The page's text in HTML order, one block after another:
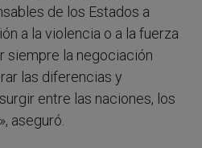
de los Estados a
a la violencia o a la fuerza
siempre la negociación
las diferencias y
entre las naciones, los
aseguró.